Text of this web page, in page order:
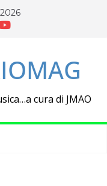
cura di JMAO